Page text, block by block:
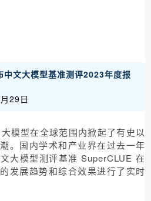
文大模型基准测评2023年度报
29日
模型在全球范围内掀起了有史以
。国内学术和产业界在过去一年
大模型测评基准 SuperCLUE 在
发展趋势和综合效果进行了实时